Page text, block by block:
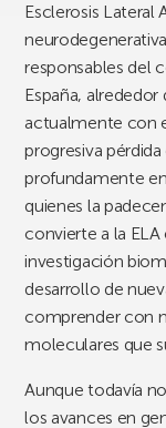
Esclerosis Lateral
responsables del
España,
actualmente con
progresiva
profundamente
quienes la
convierte a la
investigación
desarrollo de
comprender con
moleculares que
Aunque todavía
los avances en